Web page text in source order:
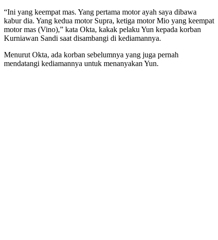
“Ini yang keempat mas. Yang pertama motor ayah saya dibawa
kabur dia. Yang kedua motor Supra, ketiga motor Mio yang keempat
motor mas (Vino),” kata Okta, kakak pelaku Yun kepada korban
Kurniawan Sandi saat disambangi di kediamannya.
Menurut Okta, ada korban sebelumnya yang juga pernah
mendatangi kediamannya untuk menanyakan Yun.